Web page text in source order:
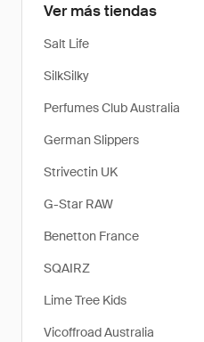
Ver más tiendas
Salt Life
SilkSilky
Perfumes Club Australia
German Slippers
Strivectin UK
G-Star RAW
Benetton France
SQAIRZ
Lime Tree Kids
Vicoffroad Australia